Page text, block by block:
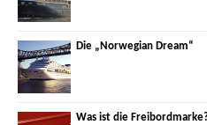
Die „Norwegian Dream“
Was ist die